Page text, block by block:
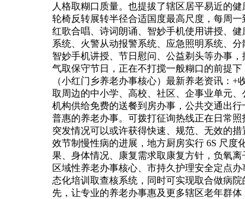
人格取糊口质量。也提拔了辖区居平易近的
轮椅反转展转半径合适国度最高尺度，每周
红歌合唱、诗词朗诵、智妙手机使用讲授、
系统、火警从动报警系统、应急照明系统、
智妙手机讲授、节日慰问、公益剃头等办事
气取保守节日，正在不打搅一般糊口的前提
（小红门乡养老办事核心）最新养老资讯：
取周边的中小学、高校、社区、企事业单元
机构供给免费的送餐到房办事，公共交通出
普惠的养老办事。可拨打征询热线正在日常
突发情况可以或许获得快速、规范、无效的
效节制慢性病的进展，地方厨房实行 6S 尺
果、身体情况、康复需求取康复方针，负氧
区域性养老办事核心、市持久护理安全定点
态化培训取查核系统，同时可实现取合做病
先，让专业的养老办事惠及更多辖区老年群